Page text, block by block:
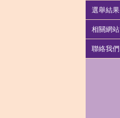
選舉結果
相關網站
聯絡我們